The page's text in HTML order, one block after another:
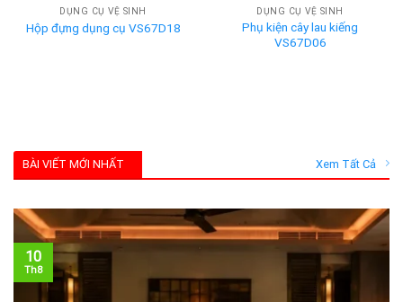
DỤNG CỤ VỆ SINH
Hộp đựng dụng cụ VS67D18
DỤNG CỤ VỆ SINH
Phụ kiện cây lau kiếng
VS67D06
BÀI VIẾT MỚI NHẤT Xem Tất Cả
10
Th8